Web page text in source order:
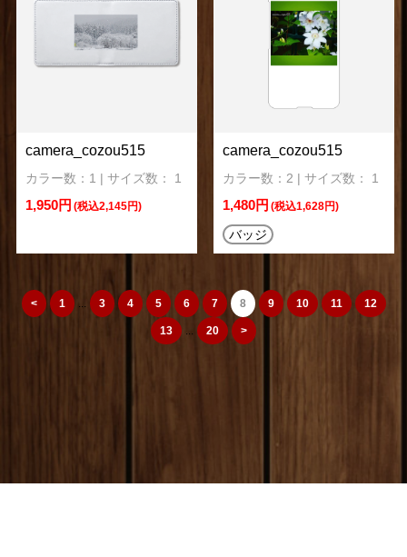
camera_cozou515
カラー数：1 | サイズ数： 1
1,950円 (税込2,145円)
camera_cozou515
カラー数：2 | サイズ数： 1
1,480円 (税込1,628円)
バッジ
< 1 ... 3 4 5 6 7 8 9 10 11 12
13 ... 20 >